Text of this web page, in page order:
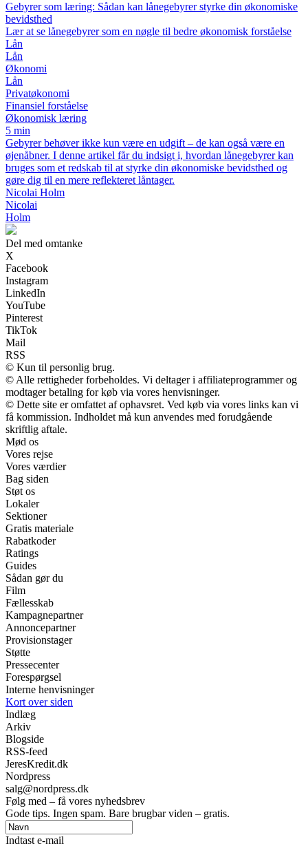
Gebyrer som læring: Sådan kan lånegebyrer styrke din økonomiske
bevidsthed
Lær at se lånegebyrer som en nøgle til bedre økonomisk forståelse
Lån
Lån
Økonomi
Lån
Privatøkonomi
Finansiel forståelse
Økonomisk læring
5 min
Gebyrer behøver ikke kun være en udgift – de kan også være en
øjenåbner. I denne artikel får du indsigt i, hvordan lånegebyrer kan
bruges som et redskab til at styrke din økonomiske bevidsthed og
gøre dig til en mere reflekteret låntager.
Nicolai Holm
Nicolai
Holm
Del med omtanke
X
Facebook
Instagram
LinkedIn
YouTube
Pinterest
TikTok
Mail
RSS
© Kun til personlig brug.
© Alle rettigheder forbeholdes. Vi deltager i affiliateprogrammer og
modtager betaling for køb via vores henvisninger.
© Dette site er omfattet af ophavsret. Ved køb via vores links kan vi
få kommission. Indholdet må kun anvendes med forudgående
skriftlig aftale.
Mød os
Vores rejse
Vores værdier
Bag siden
Støt os
Lokaler
Sektioner
Gratis materiale
Rabatkoder
Ratings
Guides
Sådan gør du
Film
Fællesskab
Kampagnepartner
Annoncepartner
Provisionstager
Støtte
Pressecenter
Forespørgsel
Interne henvisninger
Kort over siden
Indlæg
Arkiv
Blogside
RSS-feed
JeresKredit.dk
Nordpress
salg@nordpress.dk
Følg med – få vores nyhedsbrev
Gode tips. Ingen spam. Bare brugbar viden – gratis.
Indtast e-mail